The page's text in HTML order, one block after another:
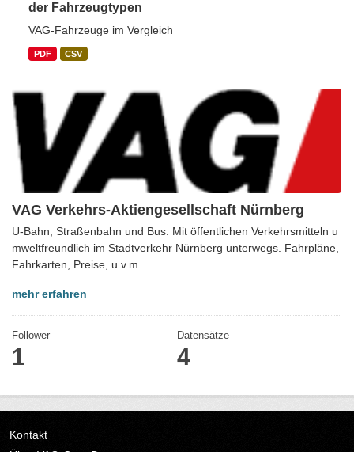
VAG Verkehrs-Aktiengesellschaft Nürnberg
U-Bahn, Straßenbahn und Bus. Mit öffentlichen Verkehrsmitteln u
mweltfreundlich im Stadtverkehr Nürnberg unterwegs. Fahrpläne,
Fahrkarten, Preise, u.v.m..
mehr erfahren
Follower
1
Datensätze
4
der Fahrzeugtypen
VAG-Fahrzeuge im Vergleich
PDF CSV
Kontakt